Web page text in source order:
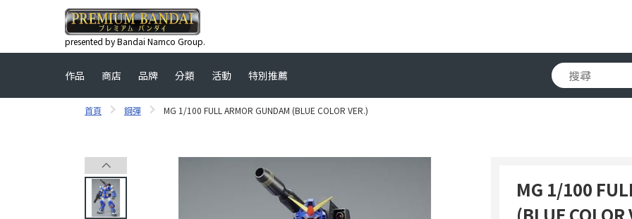
presented by Bandai Namco Group.
作品 商店 品牌 分類 活動 特別推薦
首頁 鋼彈 MG 1/100 FULL ARMOR GUNDAM (BLUE COLOR VER.)
MG 1/100